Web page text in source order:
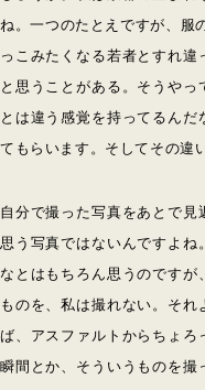
ね。一つのたとえですが、服
っこみたくなる若者とすれ違
と思うことがある。そうや
とは違う感覚を持ってるん
てもらいます。そしてその違
自分で撮った写真をあとで見
思う写真ではないんですよね
なとはもちろん思うのです
ものを、私は撮れない。それ
ば、アスファルトからちょろ
瞬間とか、そういうものを撮